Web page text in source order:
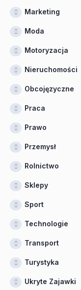
Marketing
Moda
Motoryzacja
Nieruchomości
Obcojęzyczne
Praca
Prawo
Przemysł
Rolnictwo
Sklepy
Sport
Technologie
Transport
Turystyka
Ukryte Zajawki